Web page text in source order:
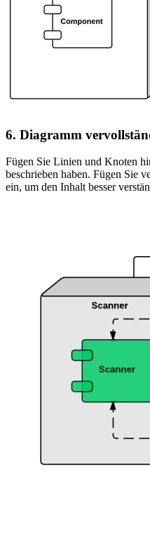
6. Diagramm
Fügen Sie Linien und Knoten
beschrieben haben. Fügen Sie
ein, um den Inhalt besser